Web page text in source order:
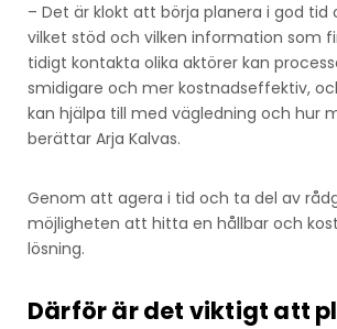
– Det är klokt att börja planera i god tid
vilket stöd och vilken information som
tidigt kontakta olika aktörer kan
smidigare och mer kostnadseffektiv,
kan hjälpa till med vägledning och hur
berättar Arja Kalvas.
Genom att agera i tid och ta del av
möjligheten att hitta en hållbar och
lösning.
Därför är det viktigt att